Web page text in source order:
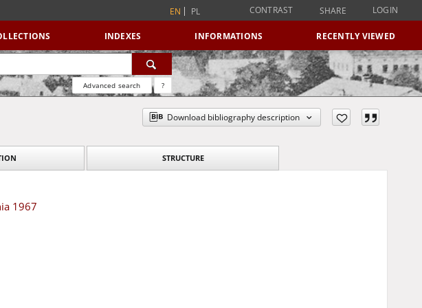
EN PL CONTRAST SHARE LOGIN
INDEXES INFORMATIONS RECENTLY VIEWED
Advanced search ?
Download bibliography description
STRUCTURE
1967